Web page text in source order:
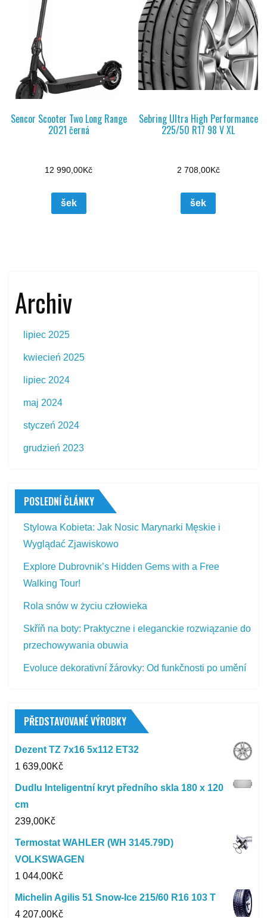
Sencor Scooter Two Long Range
2021 černá
12 990,00Kč
šek
Sebring Ultra High Performance
225/50 R17 98 V XL
2 708,00Kč
šek
Archiv
lipiec 2025
kwiecień 2025
lipiec 2024
maj 2024
styczeń 2024
grudzień 2023
POSLEDNÍ ČLÁNKY
Stylowa Kobieta: Jak Nosic Marynarki Męskie i
Wyglądać Zjawiskowo
Explore Dubrovnik’s Hidden Gems with a Free
Walking Tour!
Rola snów w życiu człowieka
Skříň na boty: Praktyczne i eleganckie rozwiązanie do
przechowywania obuwia
Evoluce dekorativní žárovky: Od funkčnosti po umění
PŘEDSTAVOVANÉ VÝROBKY
Dezent TZ 7x16 5x112 ET32
1 639,00Kč
Dudlu Inteligentní kryt předního skla 180 x 120
cm
239,00Kč
Termostat WAHLER (WH 3145.79D)
VOLKSWAGEN
1 044,00Kč
Michelin Agilis 51 Snow-Ice 215/60 R16 103 T
4 207,00Kč